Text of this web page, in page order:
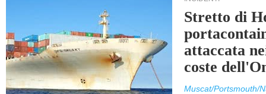
Stretto di
attaccata
coste
Muscat/Portsmouth/